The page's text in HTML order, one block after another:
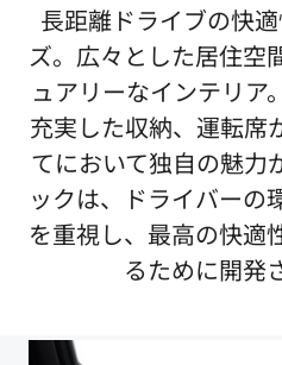
長距離ドライブの快
ズ。広々とした居住空
ュアリーなインテリア
充実した収納、運転席
てにおいて独自の魅力
ックは、ドライバーの
を重視し、最高の快適
るために開発